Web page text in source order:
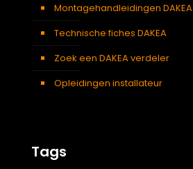
Montagehandleidingen DAKEA
Technische fiches DAKEA
Zoek een DAKEA verdeler
Opleidingen installateur
Tags